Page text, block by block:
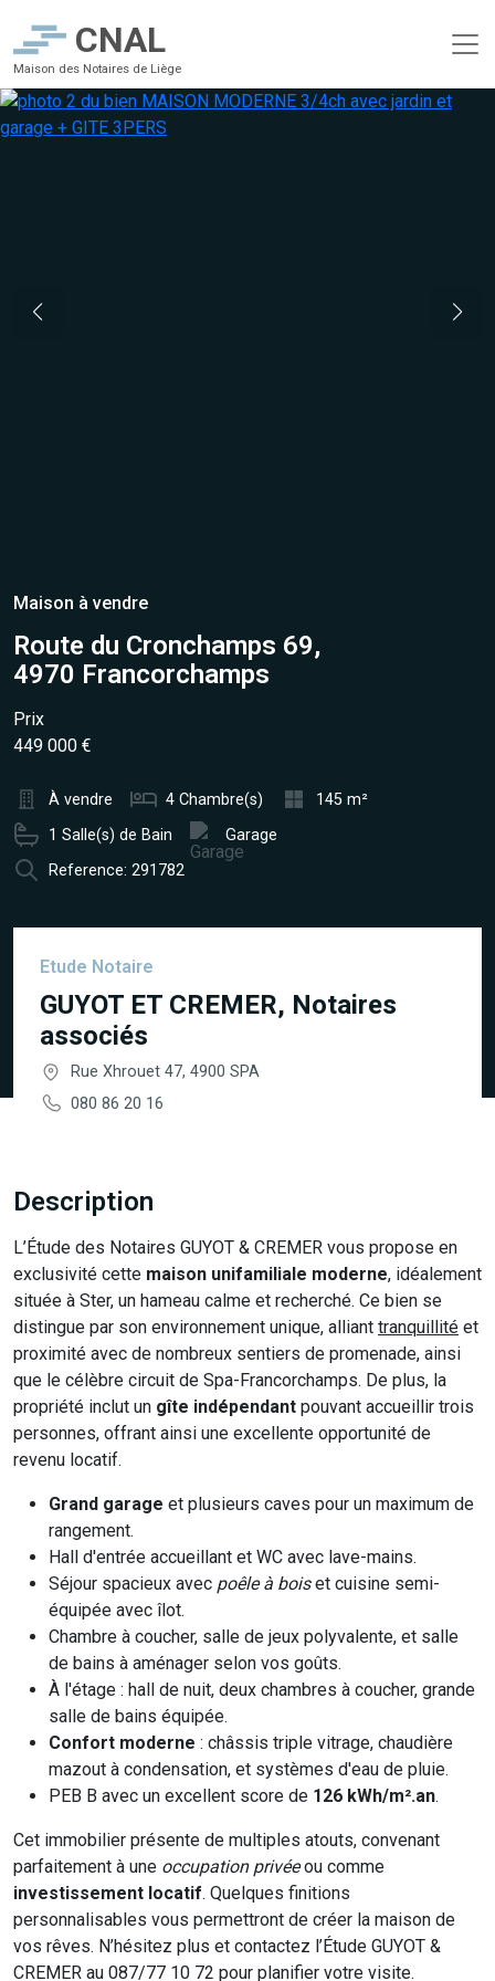
CNAL
Maison des Notaires de Liège
Maison à vendre
Route du Cronchamps 69,
4970 Francorchamps
Prix
449 000 €
À vendre 4 Chambre(s)
145 m²
1 Salle(s) de Bain
Garage
Reference: 291782
Etude Notaire
GUYOT ET CREMER, Notaires
associés
Rue Xhrouet 47, 4900 SPA
080 86 20 16
Description
L’Étude des Notaires GUYOT & CREMER vous propose en
exclusivité cette maison unifamiliale moderne, idéalement
située à Ster, un hameau calme et recherché. Ce bien se
distingue par son environnement unique, alliant tranquillité et
proximité avec de nombreux sentiers de promenade, ainsi
que le célèbre circuit de Spa-Francorchamps. De plus, la
propriété inclut un gîte indépendant pouvant accueillir trois
personnes, offrant ainsi une excellente opportunité de
revenu locatif.
Grand garage et plusieurs caves pour un maximum de
rangement.
Hall d'entrée accueillant et WC avec lave-mains.
Séjour spacieux avec poêle à boiset cuisine semi-
équipée avec îlot.
Chambre à coucher, salle de jeux polyvalente, et salle
de bains à aménager selon vos goûts.
À l'étage : hall de nuit, deux chambres à coucher, grande
salle de bains équipée.
Confort moderne : châssis triple vitrage, chaudière
mazout à condensation, et systèmes d'eau de pluie.
PEB B avec un excellent score de 126 kWh/m².an.
Cet immobilier présente de multiples atouts, convenant
parfaitement à une occupation privéeou comme
investissement locatif. Quelques finitions
personnalisables vous permettront de créer la maison de
vos rêves. N’hésitez plus et contactez l’Étude GUYOT &
CREMER au 087/77 10 72 pour planifier votre visite.